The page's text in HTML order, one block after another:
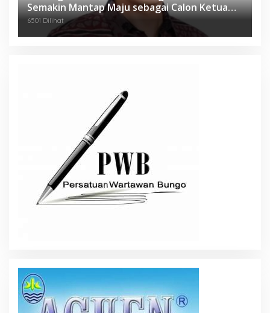
Semakin Mantap Maju sebagai Calon Ketua
KONI
6501 Dilihat